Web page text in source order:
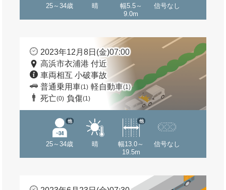
25～34歳 晴
幅5.5～
9.0m
信号なし
2023年12月8日(金)07:00
高浜市衣浦港 付近
車両相互 小破事故
普通乗用車(1) 軽自動車(1)
死亡(0) 負傷(1)
25～34歳
他
晴
幅13.0～
19.5m
他
信号なし